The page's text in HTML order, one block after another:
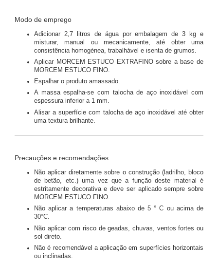
Modo de emprego
Adicionar 2,7 litros de água por embalagem de 3 kg e
misturar, manual ou mecanicamente, até obter uma
consistência homogénea, trabalhável e isenta de grumos.
Aplicar MORCEM ESTUCO EXTRAFINO sobre a base de
MORCEM ESTUCO FINO.
Espalhar o produto amassado.
A massa espalha-se com talocha de aço inoxidável com
espessura inferior a 1 mm.
Alisar a superfície com talocha de aço inoxidável até obter
uma textura brilhante.
Precauções e recomendações
Não aplicar diretamente sobre o construção (ladrilho, bloco
de betão, etc.) uma vez que a função deste material é
estritamente decorativa e deve ser aplicado sempre sobre
MORCEM ESTUCO FINO.
Não aplicar a temperaturas abaixo de 5 ° C ou acima de
30ºC.
Não aplicar com risco de geadas, chuvas, ventos fortes ou
sol direto.
Não é recomendável a aplicação em superfícies horizontais
ou inclinadas.